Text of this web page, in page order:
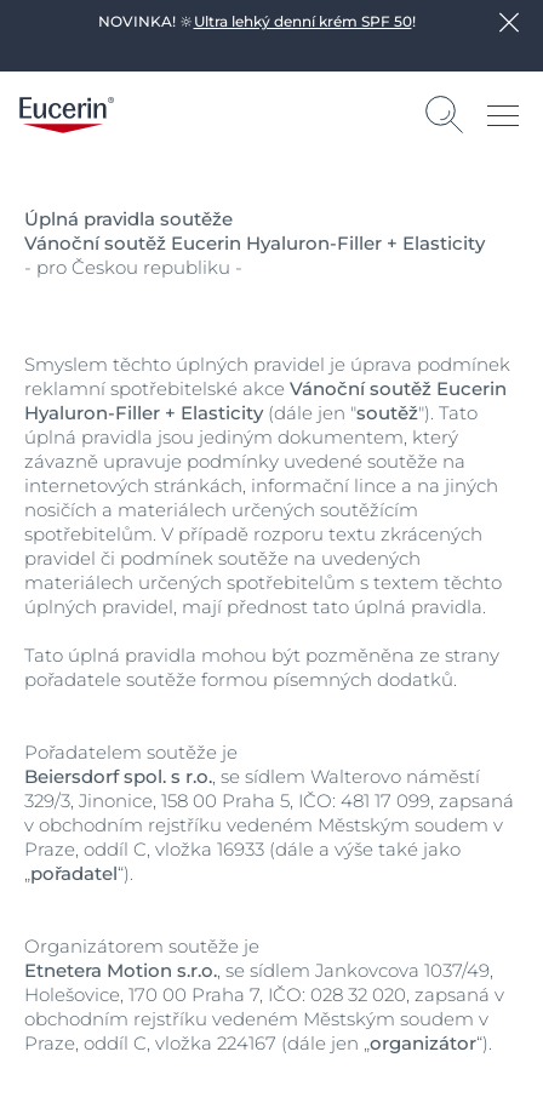
NOVINKA! 🔆 Ultra lehký denní krém SPF 50!
Úplná pravidla soutěže
Vánoční soutěž Eucerin Hyaluron-Filler + Elasticity
- pro Českou republiku -
Smyslem těchto úplných pravidel je úprava podmínek
reklamní spotřebitelské akce Vánoční soutěž Eucerin
Hyaluron-Filler + Elasticity(dále jen "soutěž"). Tato
úplná pravidla jsou jediným dokumentem, který
závazně upravuje podmínky uvedené soutěže na
internetových stránkách, informační lince a na jiných
nosičích a materiálech určených soutěžícím
spotřebitelům. V případě rozporu textu zkrácených
pravidel či podmínek soutěže na uvedených
materiálech určených spotřebitelům s textem těchto
úplných pravidel, mají přednost tato úplná pravidla.
Tato úplná pravidla mohou být pozměněna ze strany
pořadatele soutěže formou písemných dodatků.
Pořadatelem soutěže je
Beiersdorf spol. s r.o., se sídlem Walterovo náměstí
329/3, Jinonice, 158 00 Praha 5, IČO: 481 17 099, zapsaná
v obchodním rejstříku vedeném Městským soudem v
Praze, oddíl C, vložka 16933 (dále a výše také jako
„pořadatel“).
Organizátorem soutěže je
Etnetera Motion s.r.o., se sídlem Jankovcova 1037/49,
Holešovice, 170 00 Praha 7, IČO: 028 32 020, zapsaná v
obchodním rejstříku vedeném Městským soudem v
Praze, oddíl C, vložka 224167 (dále jen „organizátor“).